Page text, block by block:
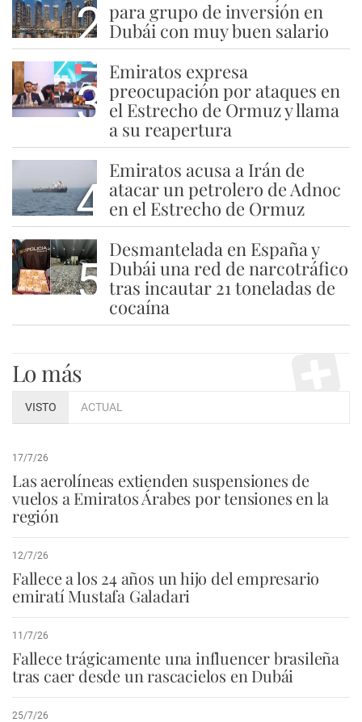
2 para grupo de inversión en
Dubái con muy buen salario
3
Emiratos expresa
preocupación por ataques en
el Estrecho de Ormuz y llama
a su reapertura
4
Emiratos acusa a Irán de
atacar un petrolero de Adnoc
en el Estrecho de Ormuz
5
Desmantelada en España y
Dubái una red de narcotráfico
tras incautar 21 toneladas de
cocaína
Lo más
VISTO ACTUAL
17/7/26
Las aerolíneas extienden suspensiones de
vuelos a Emiratos Árabes por tensiones en la
región
12/7/26
Fallece a los 24 años un hijo del empresario
emiratí Mustafa Galadari
11/7/26
Fallece trágicamente una influencer brasileña
tras caer desde un rascacielos en Dubái
25/7/26